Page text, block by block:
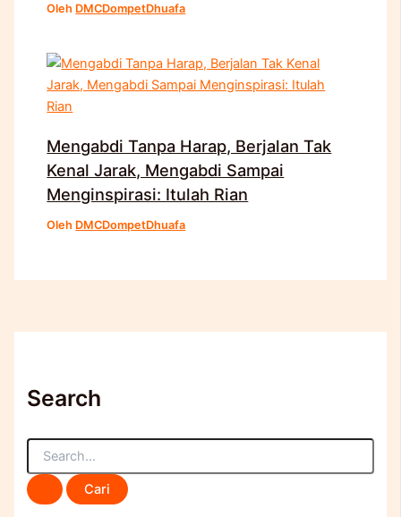
Oleh DMCDompetDhuafa
Mengabdi Tanpa Harap, Berjalan Tak
Kenal Jarak, Mengabdi Sampai
Menginspirasi: Itulah Rian
Oleh DMCDompetDhuafa
Search